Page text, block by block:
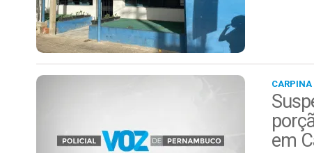
CARPINA
em